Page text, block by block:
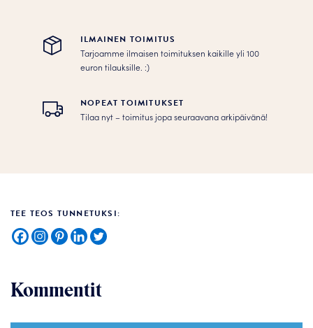
ILMAINEN TOIMITUS
Tarjoamme ilmaisen toimituksen kaikille yli 100
euron tilauksille. :­­)
NOPEAT TOIMITUKSET
Tilaa nyt – toimitus jopa seuraavana arkipäivänä!
TEE TEOS TUNNETUKSI:
Kommentit